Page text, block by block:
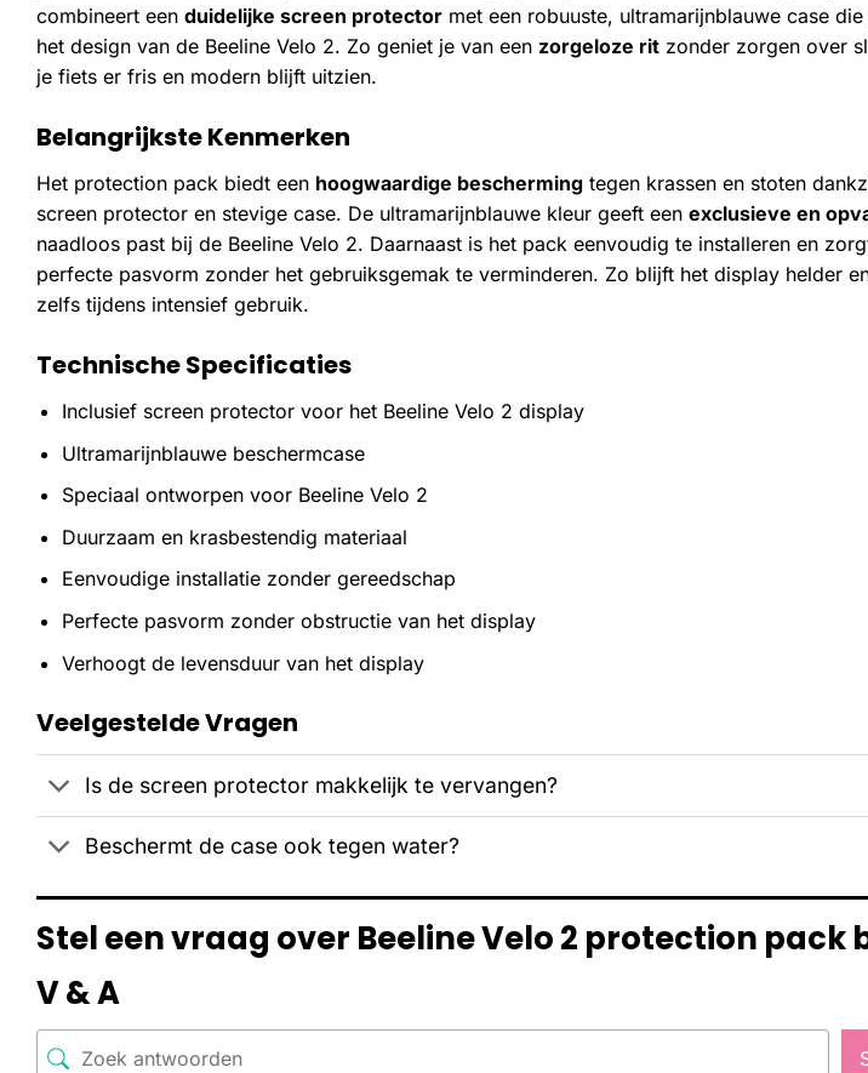
combineert een duidelijke screen protector met een robuuste, ultramarijnblauwe case
het design van de Beeline Velo 2. Zo geniet je van een zorgeloze rit zonder zorgen over
je fiets er fris en modern blijft uitzien.
Belangrijkste Kenmerken
Het protection pack biedt een hoogwaardige bescherming tegen krassen en stoten
screen protector en stevige case. De ultramarijnblauwe kleur geeft een exclusieve en
naadloos past bij de Beeline Velo 2. Daarnaast is het pack eenvoudig te installeren en
perfecte pasvorm zonder het gebruiksgemak te verminderen. Zo blijft het display helder
zelfs tijdens intensief gebruik.
Technische Specificaties
Inclusief screen protector voor het Beeline Velo 2 display
Ultramarijnblauwe beschermcase
Speciaal ontworpen voor Beeline Velo 2
Duurzaam en krasbestendig materiaal
Eenvoudige installatie zonder gereedschap
Perfecte pasvorm zonder obstructie van het display
Verhoogt de levensduur van het display
Veelgestelde Vragen
Is de screen protector makkelijk te vervangen?
Beschermt de case ook tegen water?
Stel een vraag over Beeline Velo 2 protection pack
V & A